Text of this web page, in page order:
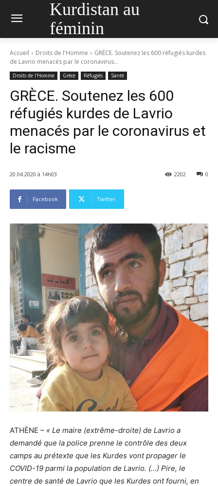
Kurdistan au
féminin
Accueil Droits de l'Homme
GRÈCE. Soutenez les 600 réfugiés kurdes
de Lavrio menacés par le coronavirus...
Droits de l'Homme Grèce Réfugiés Santé
GRÈCE. Soutenez les 600
réfugiés kurdes de Lavrio
menacés par le coronavirus et
le racisme
20.04.2020 à 14h03 0
2202
Facebook Twitter
ATHÈNE – « Le maire (extrême-droite) de Lavrio a
demandé que la police prenne le contrôle des deux
camps au prétexte que les Kurdes vont propager le
COVID-19 parmi la population de Lavrio. (…) Pire, le
centre de santé de Lavrio que les Kurdes ont fourni, en